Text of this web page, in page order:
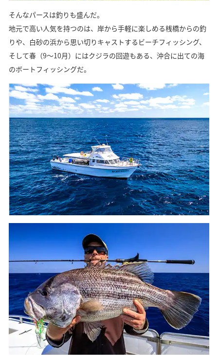
そんなパースは釣りも盛んだ。
地元で高い人気を持つのは、岸から手軽に楽しめる桟橋からの釣
りや、白砂の浜から思い切りキャストするビーチフィッシング、
そして春（9～10月）にはクジラの回遊もある、沖合に出ての海
のボートフィッシングだ。